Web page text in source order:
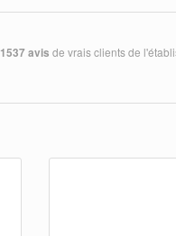
1537 avis de vrais clients de